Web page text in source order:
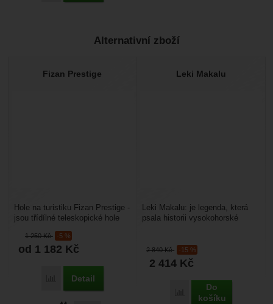
Alternativní zboží
Fizan Prestige
1 250Kč -5 %
od 1 182 Kč
Porovnat
Detail
Hole na turistiku Fizan Prestige -
jsou třídílné teleskopické hole
Jsou...
Leki Makalu
2 840Kč -15 %
2 414 Kč
Porovnat
Do
košíku
Leki Makalu: je legenda, která
psala historii vysokohorské